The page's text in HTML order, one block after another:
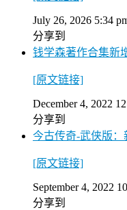
July 26, 2026 5:34
分享到
钱学森著作合集新
[原文链接]
December 4, 2022
分享到
今古传奇-武侠版：
[原文链接]
September 4, 2022
分享到